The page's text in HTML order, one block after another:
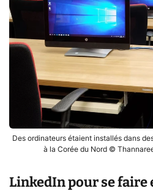
Des ordinateurs étaient installés dans
à la Corée du Nord ©
LinkedIn pour se faire